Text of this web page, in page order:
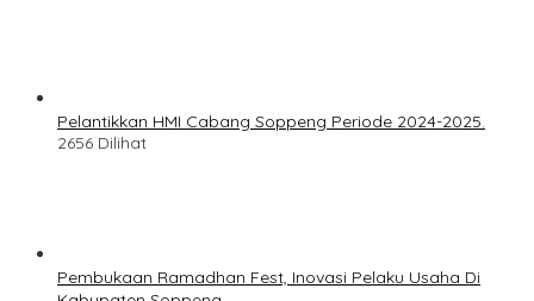
Pelantikkan HMI Cabang Soppeng Periode 2024-2025.
2656 Dilihat
Pembukaan Ramadhan Fest, Inovasi Pelaku Usaha Di